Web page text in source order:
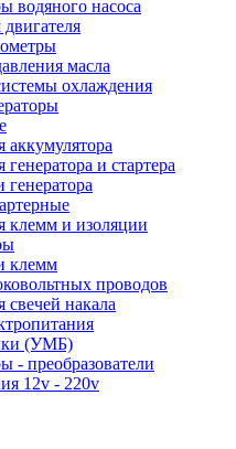
водяного насоса
масла
охлаждения
аккумулятора
и стартера
клемм и изоляции
клемм
проводов
свечей накала
(УМБ)
- преобразователи
12v - 220v